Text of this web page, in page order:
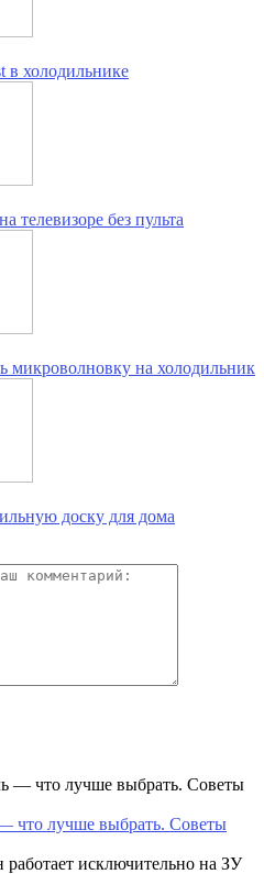
в холодильнике
телевизоре без пульта
микроволновку на холодильник
доску для дома
что лучше выбрать. Советы